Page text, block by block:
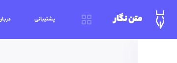
متن نگار پشتیبانی